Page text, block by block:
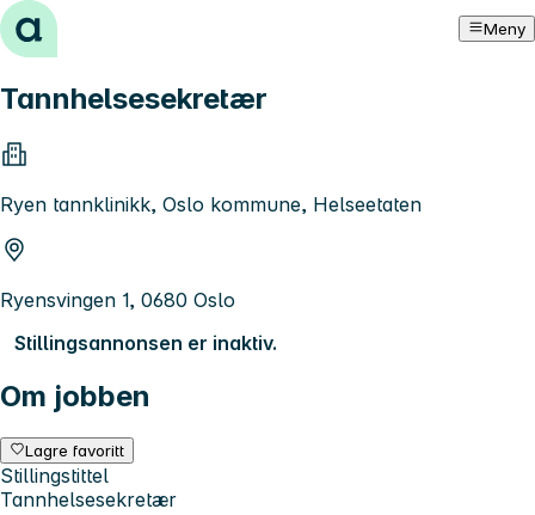
Hopp til innhold Meny
Tannhelsesekretær
Ryen tannklinikk, Oslo kommune, Helseetaten
Ryensvingen 1, 0680 Oslo
Stillingsannonsen er inaktiv.
Om jobben
Lagre favoritt
Stillingstittel
Tannhelsesekretær